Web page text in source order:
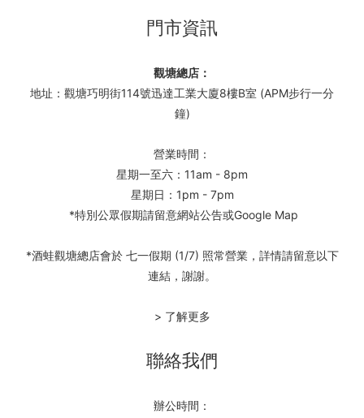
門市資訊
觀塘總店：
地址：觀塘巧明街114號迅達工業大廈8樓B室 (APM步行一分
鐘)
營業時間：
星期一至六：11am - 8pm
星期日：1pm - 7pm
*特別公眾假期請留意網站公告或Google Map
*酒蛙觀塘總店會於 七一假期 (1/7) 照常營業，詳情請留意以下
連結，謝謝。
> 了解更多
聯絡我們
辦公時間：